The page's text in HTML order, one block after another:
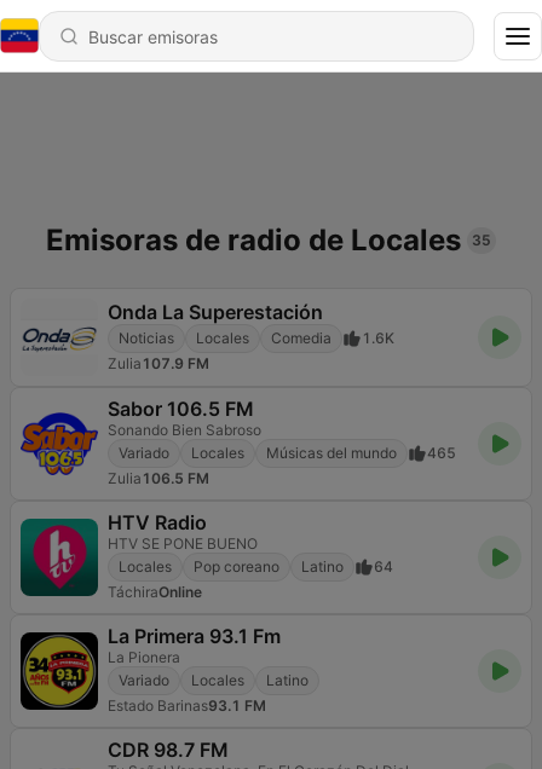
Emisoras de radio de Locales 35
Onda La Superestación
Noticias Locales Comedia
1.6K
Zulia 107.9 FM
Sabor 106.5 FM
Sonando Bien Sabroso
Variado
Locales Músicas del mundo
465
Zulia 106.5 FM
HTV Radio
HTV SE PONE BUENO
Locales
Pop coreano Latino
64
TáchiraOnline
La Primera 93.1 Fm
La Pionera
Variado
Locales
Latino
Estado Barinas93.1 FM
CDR 98.7 FM